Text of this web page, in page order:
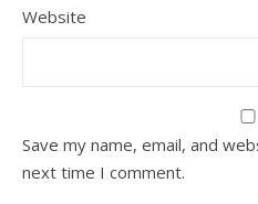
Website
Save my name, email, and
next time I comment.